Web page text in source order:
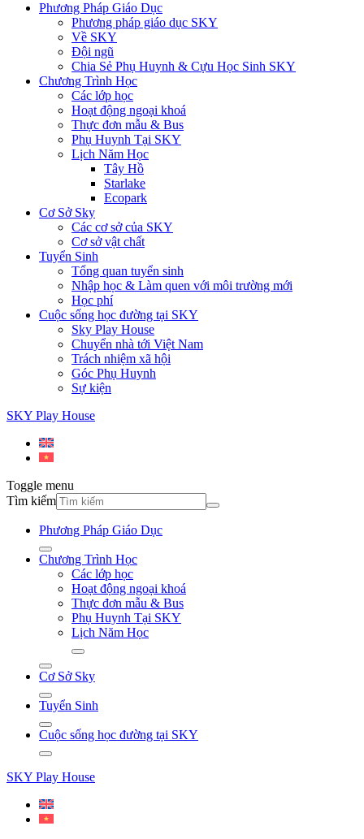
Phương Pháp Giáo Dục
Phương pháp giáo dục SKY
Về SKY
Đội ngũ
Chia Sẻ Phụ Huynh & Cựu Học Sinh SKY
Chương Trình Học
Các lớp học
Hoạt động ngoại khoá
Thực đơn mẫu & Bus
Phụ Huynh Tại SKY
Lịch Năm Học
Tây Hồ
Starlake
Ecopark
Cơ Sở Sky
Các cơ sở của SKY
Cơ sở vật chất
Tuyển Sinh
Tổng quan tuyển sinh
Nhập học & Làm quen với môi trường mới
Học phí
Cuộc sống học đường tại SKY
Sky Play House
Chuyển nhà tới Việt Nam
Trách nhiệm xã hội
Góc Phụ Huynh
Sự kiện
SKY Play House
Toggle menu
Tìm kiếm
Phương Pháp Giáo Dục
Chương Trình Học
Các lớp học
Hoạt động ngoại khoá
Thực đơn mẫu & Bus
Phụ Huynh Tại SKY
Lịch Năm Học
Cơ Sở Sky
Tuyển Sinh
Cuộc sống học đường tại SKY
SKY Play House